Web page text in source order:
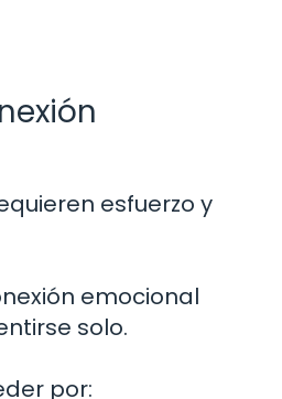
esfuerzo y
emocional
solo.
por: